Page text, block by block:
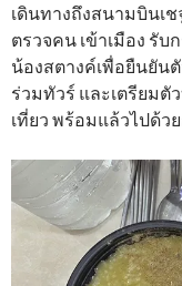
เดินทางถึงสนามบินเ
ตรวจคน เข้าเมือง รั
น้องสตางค์เพื่อยืนยัน
ร่วมทัวร์ และเตรียมตั
เที่ยว พร้อมแล้วไปด้ว